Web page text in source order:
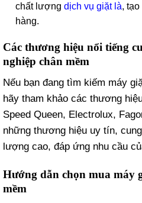
chất lượng dịch vụ giặt là,
hàng.
Các thương hiệu nổi tiếng
nghiệp chân mềm
Nếu bạn đang tìm kiếm máy
hãy tham khảo các thương
Speed Queen, Electrolux,
những thương hiệu uy tín,
lượng cao, đáp ứng nhu cầu
Hướng dẫn chọn mua máy
mềm